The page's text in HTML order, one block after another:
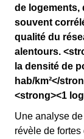
de logements,
souvent
qualité du
alentours.
la densité de
hab/km²</
<strong><1
Une analyse
révèle de